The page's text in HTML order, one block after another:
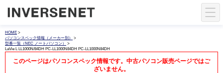
HOME >
パソコンスペック情報（メーカー別）
>
型番一覧（NEC ノートパソコン）
>
LaVie L LL1000N/84DH PC-LL1000N84DH PC-LL1000N84DH
このページはパソコンスペック情報です。中古パソコン販売ページではご
ざいません。